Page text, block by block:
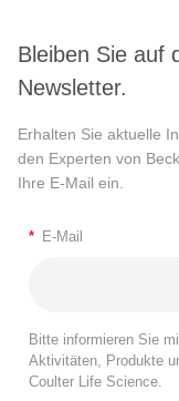
Bleiben Sie auf
Newsletter.
Erhalten Sie aktuelle
den Experten von
Ihre E-Mail ein.
* E-Mail
Bitte informieren Sie
Aktivitäten, Produkte
Coulter Life Science.